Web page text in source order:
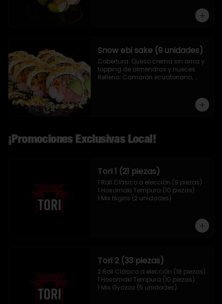
Snow ebi sake (9 unidades)
Cobertura: Queso crema sin arroz y
topping de almendras y nueces
Relleno: Camarón ecuatoriano,
¡Promociones Exclusivas Local!
Tori 1 (21 piezas)
1 Roll Clásico a elección (9 piezas)
1 Hosomaki Tempura (10 piezas)
1 Mix Nigiris (2 unidades)
Tori 2 (33 piezas)
2 Roll Clásico a elección (18 piezas)
1 Hosomaki Tempura (10 piezas)
1 Mix Gyozas (5 unidades)